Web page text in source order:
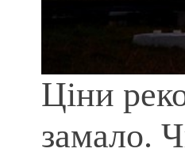
Ціни
замало.